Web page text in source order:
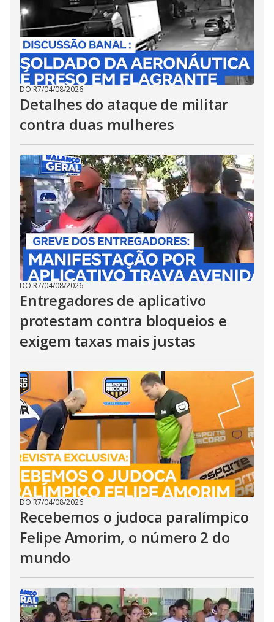
DO R7/04/08/2026
Detalhes do ataque de militar
contra duas mulheres
DO R7/04/08/2026
Entregadores de aplicativo
protestam contra bloqueios e
exigem taxas mais justas
DO R7/04/08/2026
Recebemos o judoca paralímpico
Felipe Amorim, o número 2 do
mundo